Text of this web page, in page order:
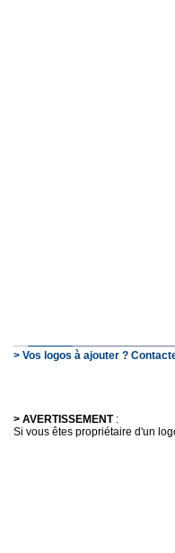
> Vos logos à ajouter ?
> AVERTISSEMENT:
Si vous êtes propriétaire d'un